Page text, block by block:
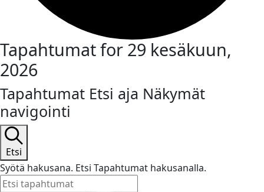
Tapahtumat for 29 kesäkuun,
2026
Tapahtumat Etsi aja Näkymät
navigointi
Etsi
Syötä hakusana. Etsi Tapahtumat hakusanalla.